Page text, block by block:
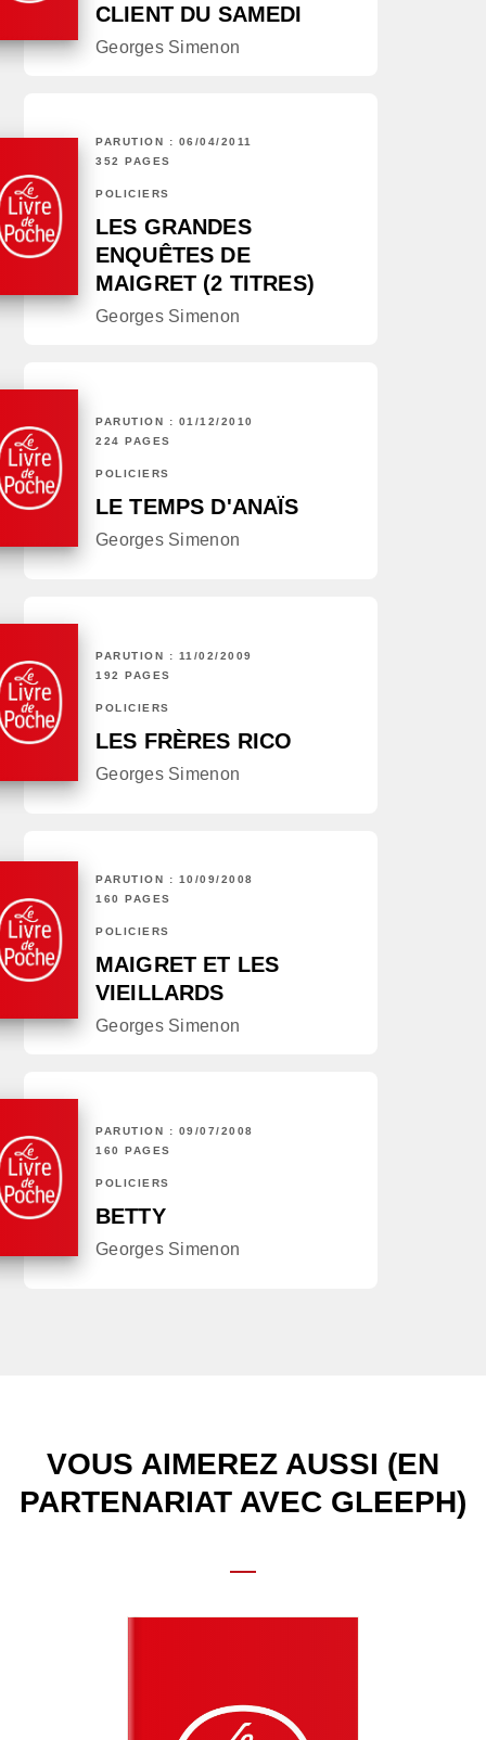
CLIENT DU SAMEDI
Georges Simenon
PARUTION : 06/04/2011
352 PAGES
POLICIERS
LES GRANDES
ENQUÊTES DE
MAIGRET (2 TITRES)
Georges Simenon
PARUTION : 01/12/2010
224 PAGES
POLICIERS
LE TEMPS D'ANAÏS
Georges Simenon
PARUTION : 11/02/2009
192 PAGES
POLICIERS
LES FRÈRES RICO
Georges Simenon
PARUTION : 10/09/2008
160 PAGES
POLICIERS
MAIGRET ET LES
VIEILLARDS
Georges Simenon
PARUTION : 09/07/2008
160 PAGES
POLICIERS
BETTY
Georges Simenon
VOUS AIMEREZ AUSSI (EN
PARTENARIAT AVEC GLEEPH)